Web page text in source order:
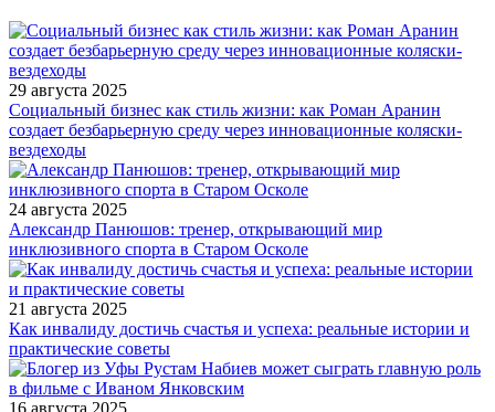
29 августа 2025
Социальный бизнес как стиль жизни: как Роман Аранин
создает безбарьерную среду через инновационные коляски-
вездеходы
24 августа 2025
Александр Панюшов: тренер, открывающий мир
инклюзивного спорта в Старом Осколе
21 августа 2025
Как инвалиду достичь счастья и успеха: реальные истории и
практические советы